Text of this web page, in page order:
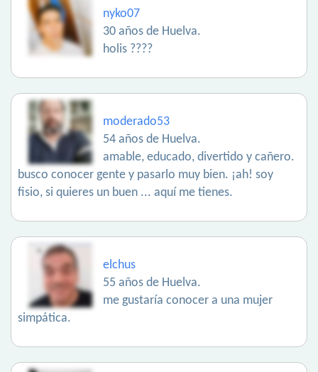
nyko07
30 años de Huelva.
holis ????
moderado53
54 años de Huelva.
amable, educado, divertido y cañero.
busco conocer gente y pasarlo muy bien. ¡ah! soy
fisio, si quieres un buen ... aquí me tienes.
elchus
55 años de Huelva.
me gustaría conocer a una mujer
simpática.